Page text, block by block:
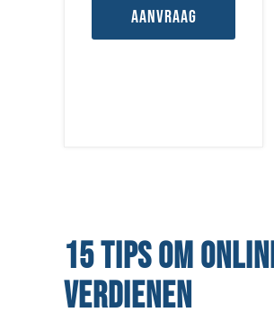
aanvraag
15 TIPS OM
VERDIENEN